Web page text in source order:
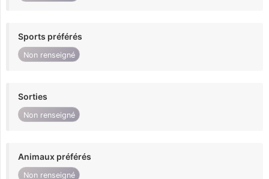
Sports préférés
Non renseigné
Sorties
Non renseigné
Animaux préférés
Non renseigné